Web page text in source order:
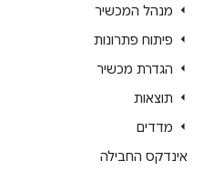
מנהל המכשיר
פיתוח פתרונות
הגדרת מכשיר
תוצאות
מדדים
אינדקס החבילה